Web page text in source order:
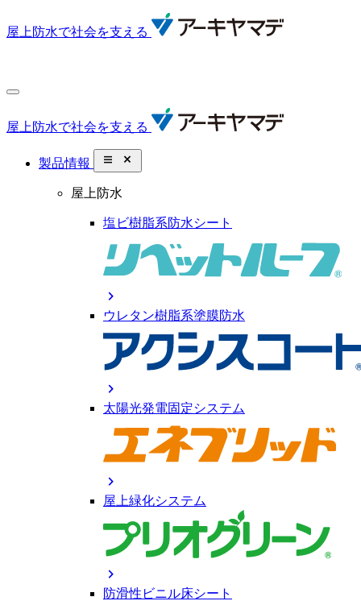
屋上防水で社会を支える
屋上防水で社会を支える
製品情報 close_small
屋上防水
塩ビ樹脂系防水シート
chevron_right
ウレタン樹脂系塗膜防水
chevron_right
太陽光発電固定システム
chevron_right
屋上緑化システム
chevron_right
防滑性ビニル床シート